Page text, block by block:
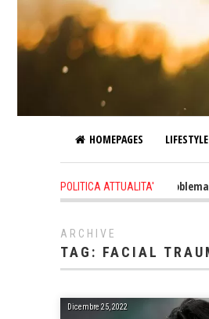
HOMEPAGES LIFESTYLE
POLITICA ATTUALITA'
1 day ago - Altro che problema
ARCHIVE
TAG: FACIAL
Dicembre 25, 2022